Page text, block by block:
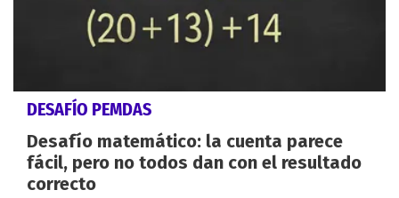
DESAFÍO PEMDAS
Desafío matemático: la cuenta parece
fácil, pero no todos dan con el resultado
correcto